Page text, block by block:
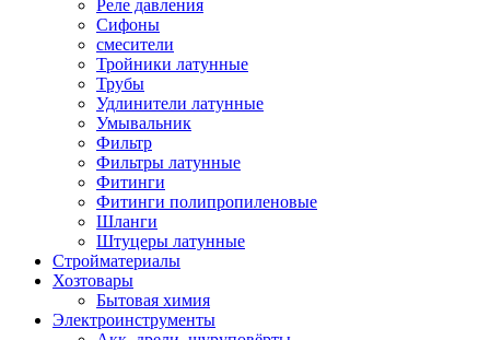
Реле давления
Сифоны
смесители
Тройники латунные
Трубы
Удлинители латунные
Умывальник
Фильтр
Фильтры латунные
Фитинги
Фитинги полипропиленовые
Шланги
Штуцеры латунные
Стройматериалы
Хозтовары
Бытовая химия
Электроинструменты